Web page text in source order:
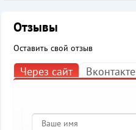
Отзывы
Оставить свой отзыв
Через сайт Вконтакте